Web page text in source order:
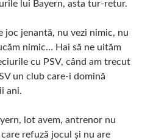
lui Bayern, asta tur-retur.
joc jenantă, nu vezi nimic, nu
nimic… Hai să ne uităm
cu PSV, când am trecut
un club care-i domină
ani.
lot avem, antrenor nu
refuză jocul și nu are